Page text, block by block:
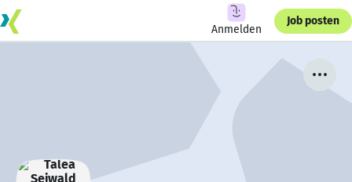
Anmelden
Job posten